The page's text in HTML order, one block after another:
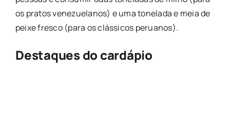
os pratos venezuelanos) e uma tonelada e meia de
peixe fresco (para os clássicos peruanos).
Destaques do cardápio